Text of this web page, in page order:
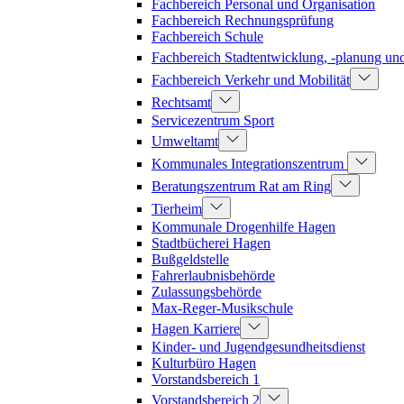
Fachbereich Personal und Organisation
Fachbereich Rechnungsprüfung
Fachbereich Schule
Fachbereich Stadtentwicklung, -planung
Fachbereich Verkehr und Mobilität
Rechtsamt
Servicezentrum Sport
Umweltamt
Kommunales Integrationszentrum
Beratungszentrum Rat am Ring
Tierheim
Kommunale Drogenhilfe Hagen
Stadtbücherei Hagen
Bußgeldstelle
Fahrerlaubnisbehörde
Zulassungsbehörde
Max-Reger-Musikschule
Hagen Karriere
Kinder- und Jugendgesundheitsdienst
Kulturbüro Hagen
Vorstandsbereich 1
Vorstandsbereich 2